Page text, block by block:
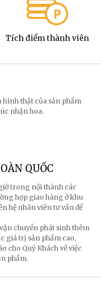
Tích điểm thành viên
hình thật của sản phẩm
nhận hoa.
QUỐC
trong nội thành các
hợp giao hàng ở khu
hệ nhân viên tư vấn để
chuyển phát sinh thêm
giá trị sản phẩm cao,
cho Quý Khách về việc
phẩm.